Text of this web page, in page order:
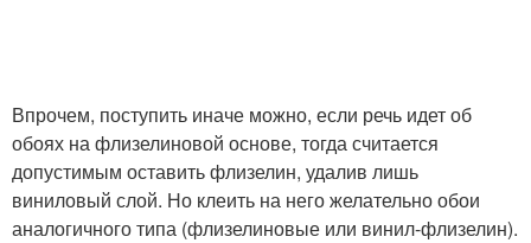
Впрочем, поступить иначе можно, если речь идет об
обоях на флизелиновой основе, тогда считается
допустимым оставить флизелин, удалив лишь
виниловый слой. Но клеить на него желательно обои
аналогичного типа (флизелиновые или винил-флизелин).